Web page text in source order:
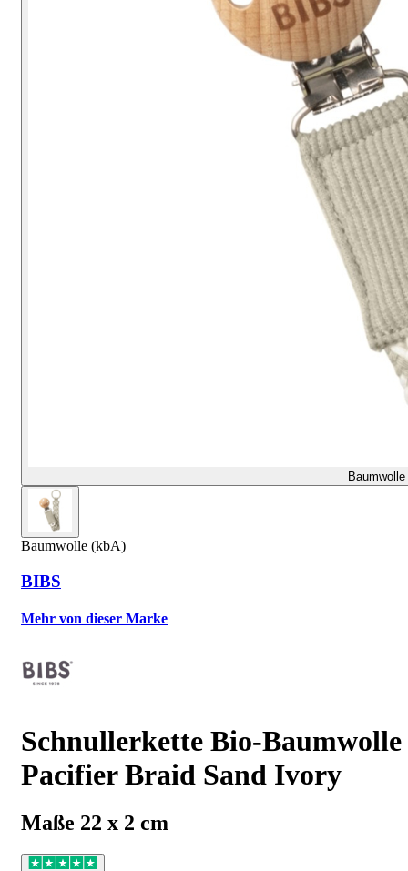
Baumwolle (kbA)
BIBS
Mehr von dieser Marke
Schnullerkette Bio-Baumwolle
Pacifier Braid Sand Ivory
Maße 22 x 2 cm